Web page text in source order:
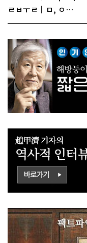
ㄹㅂㅜㄹㅣㅁ, ㅇㅙ
ㄱㅜㄱㅁㅣㄴㄷㅡㄹ
ㅎㅏㄴㅏ?